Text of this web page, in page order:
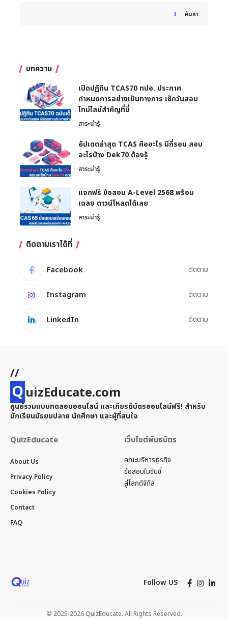
ค้นหา
When autocomplete results are available use up and
บทความ
เปิดปฏิทิน TCAS70 ทปอ. ประกาศ
กำหนดการอย่างเป็นทางการ เช็กวันสอบ
ไทม์ไลน์สำคัญที่นี่
สาระน่ารู้
อัปเดตล่าสุด TCAS คืออะไร มีกี่รอบ สอบ
อะไรบ้าง Dek70 ต้องรู้
สาระน่ารู้
แจกฟรี ข้อสอบ A-Level 2568 พร้อม
เฉลย ดาวน์โหลดได้เลย
สาระน่ารู้
ติดตามเราได้ที่
Facebook ติดตาม
Instagram ติดตาม
LinkedIn ติดตาม
//
QuizEducate.com
ศูนย์รวมแบบทดสอบออนไลน์ และเกียรติบัตรออนไลน์ฟรี! สำหรับ
นักเรียนมัธยมปลาย นักศึกษา และผู้ที่สนใจ
QuizEducate
About Us
Privacy Policy
Cookies Policy
Contact
FAQ
เว็บไซต์พันธมิตร
คณะบริหารธุรกิจ
ข้อสอบใบขับขี่
สู่โลกดิจิทัล
Follow US
© 2025-2026 QuizEducate. All Rights Reserved.